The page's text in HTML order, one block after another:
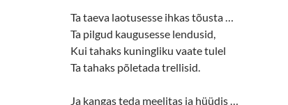
Ta taeva laotusesse ihkas tõusta …
Ta pilgud kaugusesse lendusid,
Kui tahaks kuningliku vaate tulel
Ta tahaks põletada trellisid.
Ja kangas teda meelitas ja hüüdis …